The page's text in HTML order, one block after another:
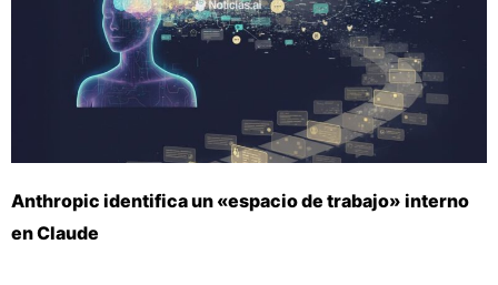
Anthropic identifica un «espacio de trabajo» interno
en Claude